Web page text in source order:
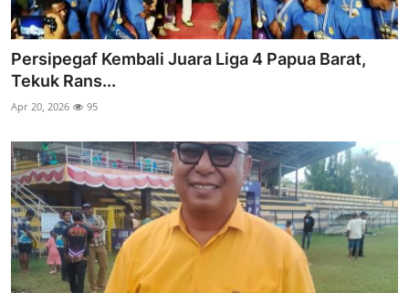
Persipegaf Kembali Juara Liga 4 Papua Barat,
Tekuk Rans...
Apr 20, 2026 95